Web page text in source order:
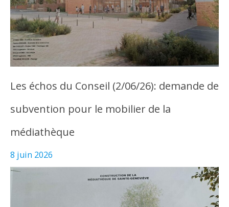
Les échos du Conseil (2/06/26): demande de
subvention pour le mobilier de la
médiathèque
8 juin 2026